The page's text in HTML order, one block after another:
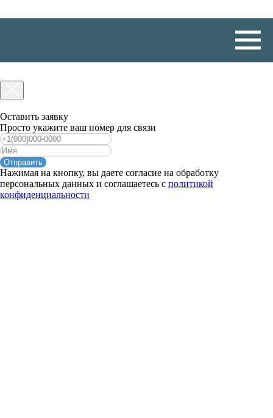
Оставить заявку
Просто укажите ваш номер для связи
Отправить
Нажимая на кнопку, вы даете согласие на обработку
персональных данных и соглашаетесь c политикой
конфиденциальности